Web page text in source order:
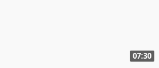
07:30